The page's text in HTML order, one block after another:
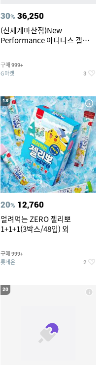
30% 36,250
(신세계마산점)New
Performance 아디다스 갤럭시
구매 999+
G마켓 3
18
20% 12,760
얼려먹는 ZERO 젤리뽀
1+1+1(3박스/48입) 외
구매 999+
롯데온 2
20